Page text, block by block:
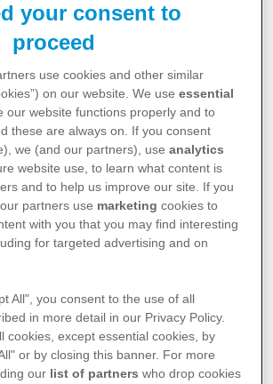
cancer, les
fatigue est une sensation
chronique, sans cause
à-dire en l’absence d’effort ou
qui n’est pas améliorée par
une diminution des capacités
psychologiques.
et désagréable de la fatigue
s’oppose à la fatigue de personnes
pour lesquelles il s’agit d’un
après un effort physique ou
avec le sommeil. Le côté
liée au cancer se traduit aussi
besoin de repos qui, contrairement
reste sans effet s’il n’est pas
your consent to
proceed
use cookies and other similar
on our website. We useessential
our website functions properly and to
these are always on. If you consent
we (and our partners), useanalytics
website use, to learn what content is
and to help us improve our site. If you
partners use marketing cookies to
with you that you may find interesting
for targeted advertising and on
All", you consent to the use of all
in more detail in our Privacy Policy.
cookies, except essential cookies, by
or by closing this banner. For more
our list of partners who drop cookies